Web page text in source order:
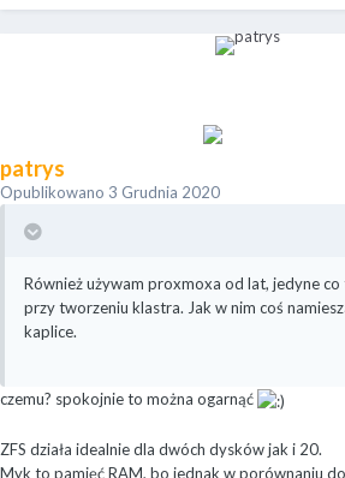
patrys
Opublikowano 3 Grudnia 2020
Również używam proxmoxa od lat, jedyne
przy tworzeniu klastra. Jak w nim coś
kaplice.
czemu? spokojnie to można ogarnąć
ZFS działa idealnie dla dwóch dysków jak i 20.
Myk to pamięć RAM, bo jednak w porównaniu